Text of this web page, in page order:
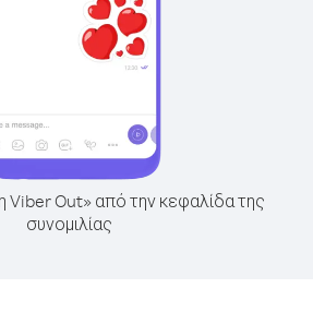
Viber Out» από την κεφαλίδα της
συνομιλίας